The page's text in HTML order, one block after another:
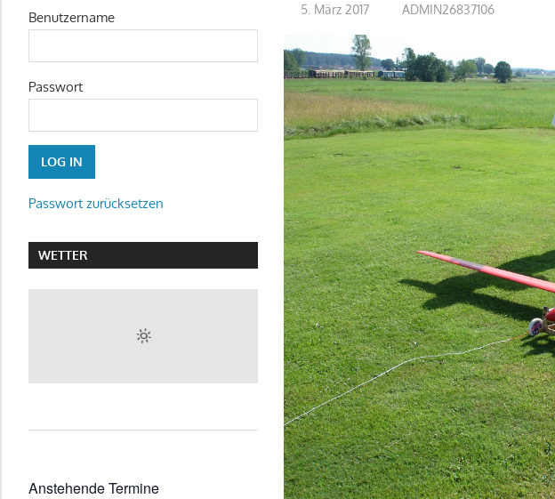
5. März 2017 ADMIN26837106
Benutzername
Passwort
Passwort zurücksetzen
WETTER
Anstehende Termine